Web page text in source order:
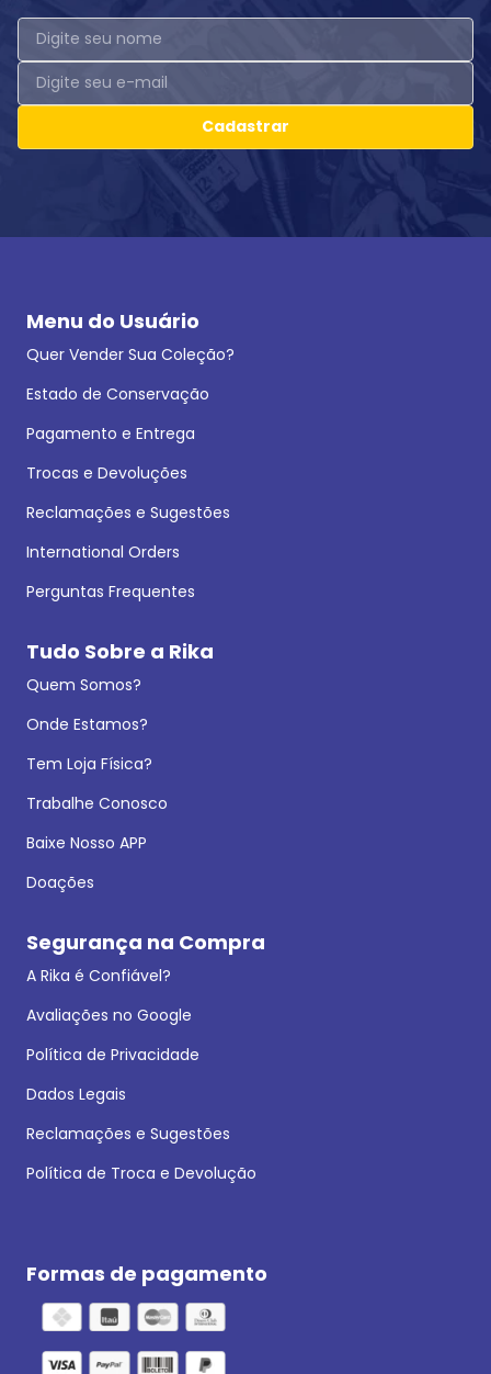
Cadastrar
Menu do Usuário
Quer Vender Sua Coleção?
Estado de Conservação
Pagamento e Entrega
Trocas e Devoluções
Reclamações e Sugestões
International Orders
Perguntas Frequentes
Tudo Sobre a Rika
Quem Somos?
Onde Estamos?
Tem Loja Física?
Trabalhe Conosco
Baixe Nosso APP
Doações
Segurança na Compra
A Rika é Confiável?
Avaliações no Google
Política de Privacidade
Dados Legais
Reclamações e Sugestões
Política de Troca e Devolução
Formas de pagamento